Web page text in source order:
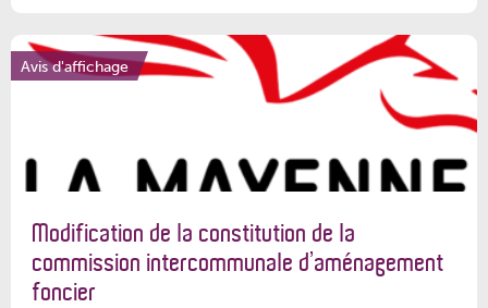
Avis d'affichage
Modification de la constitution de la
commission intercommunale d’aménagement
foncier